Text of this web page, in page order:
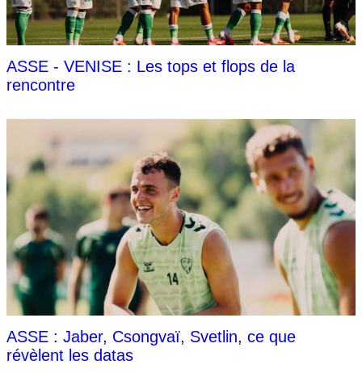
ASSE - VENISE : Les tops et flops de la
rencontre
ASSE : Jaber, Csongvaï, Svetlin, ce que
révèlent les datas